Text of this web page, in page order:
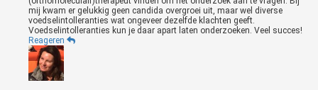
mij kwam er gelukkig geen candida overgroei uit, maar wel diverse
voedselintolleranties wat ongeveer dezelfde klachten geeft.
Voedselintolleranties kun je daar apart laten onderzoeken. Veel succes!
Reageren